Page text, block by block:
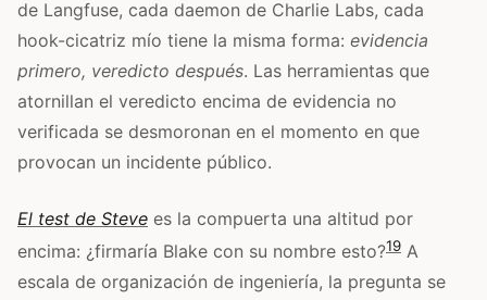
de Langfuse, cada daemon de Charlie Labs, cada
hook-cicatriz mío tiene la misma forma: evidencia
primero, veredicto después. Las herramientas que
atornillan el veredicto encima de evidencia no
verificada se desmoronan en el momento en que
provocan un incidente público.
El test de Steve es la compuerta una altitud por
encima: ¿firmaría Blake con su nombre esto?19 A
escala de organización de ingeniería, la pregunta se